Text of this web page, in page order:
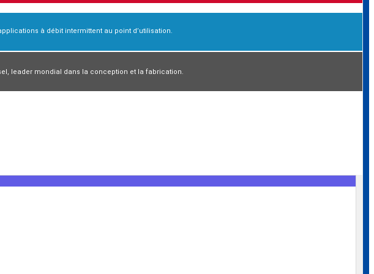
à débit intermittent au point d’utilisation.
leader mondial dans la conception et la fabrication.